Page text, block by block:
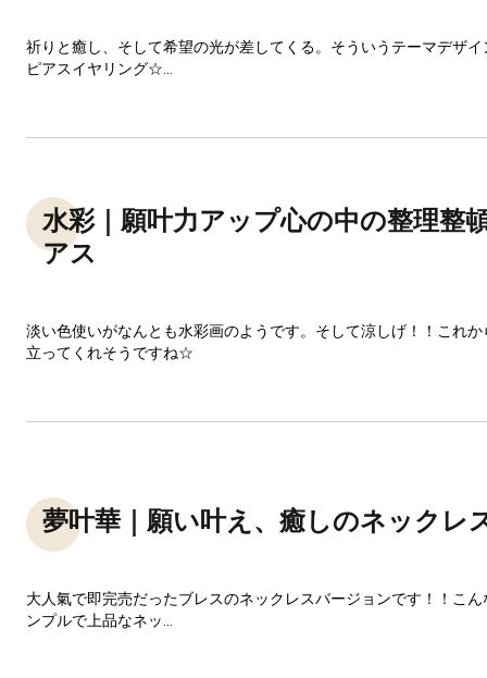
祈りと癒し、そして希望の光が差してくる。そういうテーマデザ
ピアスイヤリング☆...
水彩｜願叶力アップ心の中の整理整
アス
淡い色使いがなんとも水彩画のようです。そして涼しげ！！これ
立ってくれそうですね☆
夢叶華｜願い叶え、癒しのネックレ
大人氣で即完売だったブレスのネックレスバージョンです！！こ
ンプルで上品なネッ...